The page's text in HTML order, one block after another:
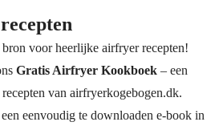
voor heerlijke airfryer recepten!
Gratis Airfryer Kookboek – een
van airfryerkogebogen.dk.
eenvoudig te downloaden e-book in